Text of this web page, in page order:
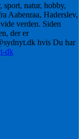
sport, natur, hobby,
Aabenraa, Haderslev,
verden. Siden
der er
hvis Du har
dk